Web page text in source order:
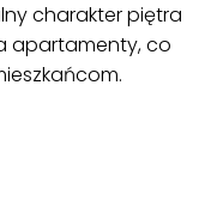
charakter piętra
apartamenty, co